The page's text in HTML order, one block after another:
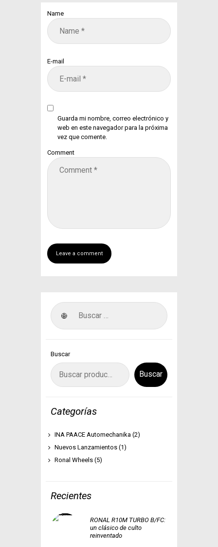
Name
E-mail
Guarda mi nombre, correo electrónico y
web en este navegador para la próxima
vez que comente.
Comment
Buscar
Buscar
Categorías
INA PAACE Automechanika (2)
Nuevos Lanzamientos (1)
Ronal Wheels (5)
Recientes
RONAL R10M TURBO B/FC:
un clásico de culto
reinventado